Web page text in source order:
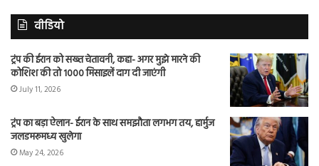
वीडियो
ट्रंप की ईरान को सख्त चेतावनी, कहा- अगर मुझे मारने की
कोशिश की तो 1000 मिसाइलें दाग दी जाएंगी
July 11, 2026
ट्रंप का बड़ा ऐलान- ईरान के साथ समझौता लगभग तय, हार्मुज
जलडमरूमध्य खुलेगा
May 24, 2026